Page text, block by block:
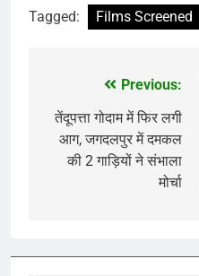
Tagged: Films Screened
navigation
Previous:
तेंदूपत्ता गोदाम में फिर लगी
आग, जगदलपुर में दमकल
की 2 गाड़ियों ने संभाला
मोर्चा